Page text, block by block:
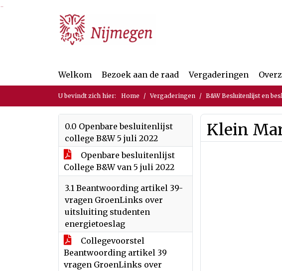
Ga naar de inhoud van deze pagina
Ga naar het zoeken
Ga naar het menu
Welkom Bezoek aan de raad Vergaderingen
U bevindt zich hier: Home Vergaderingen B&W Besluitenlijst en
0.0 Openbare besluitenlijst
college B&W 5 juli 2022
Openbare besluitenlijst
College B&W van 5 juli 2022
3.1 Beantwoording artikel 39-
vragen GroenLinks over
uitsluiting studenten
energietoeslag
Collegevoorstel
Beantwoording artikel 39
vragen GroenLinks over
Klein